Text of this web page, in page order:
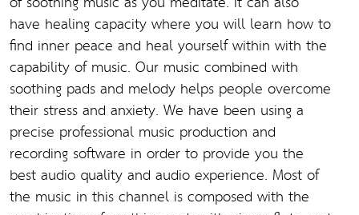
have healing capacity where you will learn how to
find inner peace and heal yourself within with the
capability of music. Our music combined with
soothing pads and melody helps people overcome
their stress and anxiety. We have been using a
precise professional music production and
recording software in order to provide you the
best audio quality and audio experience. Most of
the music in this channel is composed with the